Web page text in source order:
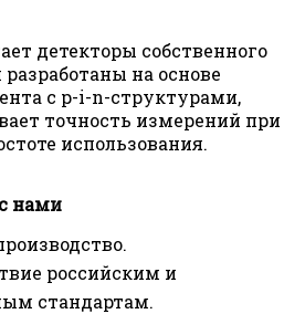
детекторы собственного
на основе
с p-i-n-структурами,
точность измерений при
использования.
нами
российским и
стандартам.